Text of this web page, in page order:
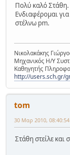
Πολύ καλό Στάθη.
Ενδιαφέρομαι
στέλνω pm.
Νικολακάκης
Μηχανικός Η/Υ
Καθηγητής
http://users.sch.gr/
tom
30 Μαρ 2010,
Στάθη στείλε και